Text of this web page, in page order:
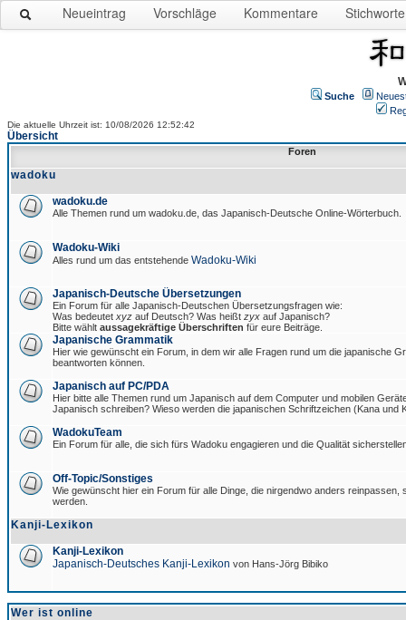
Neueintrag Vorschläge Kommentare Stichworte
Suche
Die aktuelle Uhrzeit ist: 10/08/2026 12:52:42
Übersicht
Foren
wadoku
wadoku.de
Alle Themen rund um wadoku.de, das Japanisch-Deutsche Online-Wörterbuch.
Wadoku-Wiki
Alles rund um das entstehende Wadoku-Wiki
Japanisch-Deutsche Übersetzungen
Ein Forum für alle Japanisch-Deutschen Übersetzungsfragen wie:
Was bedeutet xyz auf Deutsch? Was heißt zyx auf Japanisch?
Bitte wählt aussagekräftige Überschriften für eure Beiträge.
Japanische Grammatik
Hier wie gewünscht ein Forum, in dem wir alle Fragen rund um die japanische
beantworten können.
Japanisch auf PC/PDA
Hier bitte alle Themen rund um Japanisch auf dem Computer und mobilen
Japanisch schreiben? Wieso werden die japanischen Schriftzeichen (Kana und
WadokuTeam
Ein Forum für alle, die sich fürs Wadoku engagieren und die Qualität
Off-Topic/Sonstiges
Wie gewünscht hier ein Forum für alle Dinge, die nirgendwo anders reinpassen,
werden.
Kanji-Lexikon
Kanji-Lexikon
Japanisch-Deutsches Kanji-Lexikon von Hans-Jörg Bibiko
Wer ist online